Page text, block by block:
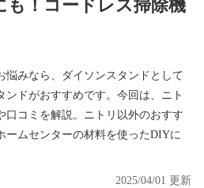
！コードレス掃除機
悩みなら、ダイソンスタンドとして
ンドがおすすめです。今回は、ニト
口コミを解説。ニトリ以外のおすす
ームセンターの材料を使ったDIYに
2025/04/01 更新